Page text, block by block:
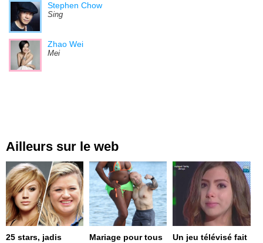
Stephen Chow
Sing
Zhao Wei
Mei
Ailleurs sur le web
25 stars, jadis
Mariage pour tous
Un jeu télévisé fait